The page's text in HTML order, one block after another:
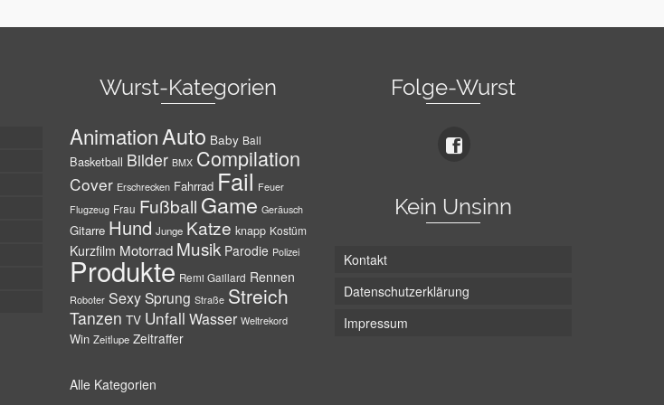
Wurst-Kategorien
AnimationAuto Baby Ball
Basketball Bilder BMX Compilation
Cover Erschrecken Fahrrad Fail Feuer
Flugzeug Frau Fußball Game Geräusch
Gitarre Hund Junge Katze knapp Kostüm
Kurzfilm Motorrad Musik Parodie Polizei
Produkte Remi Gaillard Rennen
Roboter SexySprung Straße Streich
Tanzen TV Unfall Wasser Weltrekord
Win Zeitlupe Zeitraffer
Alle Kategorien
Folge-Wurst
Kein Unsinn
Kontakt
Datenschutzerklärung
Impressum